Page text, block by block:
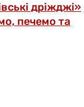
дріжджі»
печемо та